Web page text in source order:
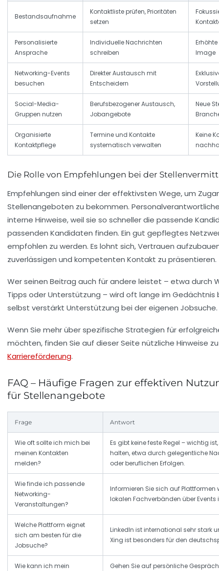
Bestandsaufnahme
Kontaktliste prüfen, Prioritäten
setzen
Personalisierte
Ansprache
Individuelle Nachrichten
schreiben
Image
Networking-Events
besuchen
Direkter Austausch mit
Entscheidern
Social-Media-
Gruppen nutzen
Berufsbezogener Austausch,
Jobangebote
Neue
Organisierte
Kontaktpflege
Termine und Kontakte
systematisch verwalten
Keine
Die Rolle von Empfehlungen bei der
Empfehlungen sind einer der effektivsten Wege, um
Stellenangeboten zu bekommen.
interne Hinweise, weil sie so schneller die passende
passenden Kandidaten finden. Ein gut gepflegtes
empfohlen zu werden. Es lohnt sich, Vertrauen
zuverlässigen und kompetenten Kontakt zu präsentieren.
Wer seinen Beitrag auch für andere leistet – etwa durch
Tipps oder Unterstützung – wird oft lange im
selbst verstärkt Unterstützung bei der eigenen Jobsuche.
Wenn Sie mehr über spezifische Strategien für
möchten, finden Sie auf dieser Seite nützliche Hinweise
Karriereförderung.
FAQ – Häufige Fragen zur effektiven
für Stellenangebote
Frage Antwort
Wie oft sollte ich mich bei
meinen Kontakten
melden?
Es gibt keine feste Regel – wichtig
halten, etwa durch gelegentliche
oder beruflichen Erfolgen.
Wie finde ich passende
Networking-
Veranstaltungen?
Informieren Sie sich auf Plattformen
lokalen Fachverbänden über Events
Welche Plattform eignet
sich am besten für die
Jobsuche?
LinkedIn ist international sehr stark
Xing ist besonders für den
Wie kann ich mein
Gehen Sie auf persönliche